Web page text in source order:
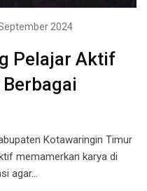
2024
Pelajar Aktif
Kotawaringin Timur
memamerkan karya di
agar…